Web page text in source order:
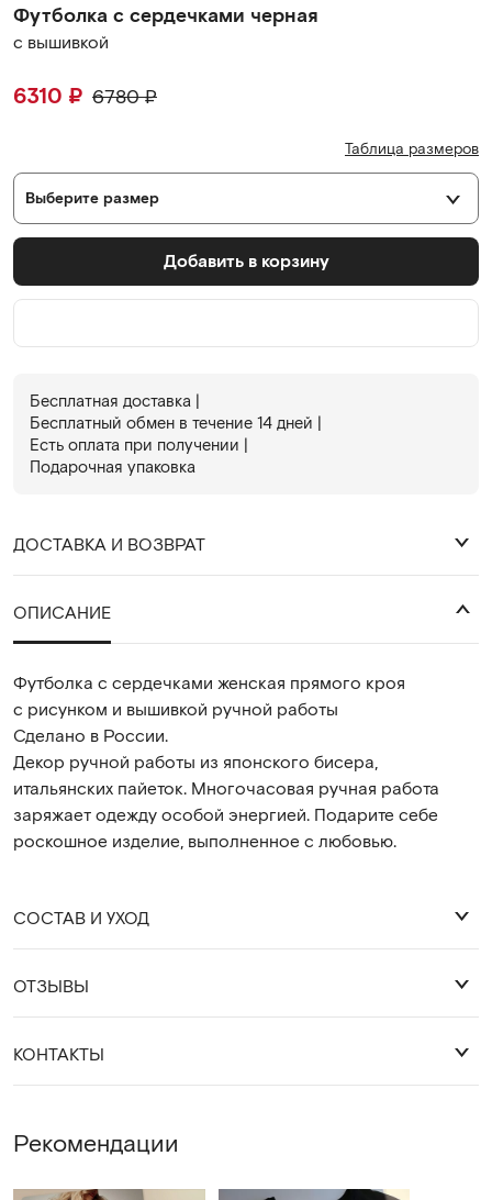
Футболка с сердечками черная
с вышивкой
6310 ₽ 6780₽
Таблица размеров
Выберите размер
Добавить в корзину
Бесплатная доставка |
Бесплатный обмен в течениe 14 дней |
Есть оплата при получении |
Подарочная упаковка
ДОСТАВКА И ВОЗВРАТ
ОПИСАНИЕ
Футболка с сердечками женская прямого кроя
с рисунком и вышивкой ручной работы
Сделано в России.
Декор ручной работы из японского бисера,
итальянских пайеток. Многочасовая ручная работа
заряжает одежду особой энергией. Подарите себе
роскошное изделие, выполненное с любовью.
СОСТАВ И УХОД
92% хлопок 8% лайкра
Деликатная стирка 30 градусов.
ОТЗЫВЫ
КОНТАКТЫ
WhatsApp
Telegram
cocossimo.shop@gmail.com
Рекомендации